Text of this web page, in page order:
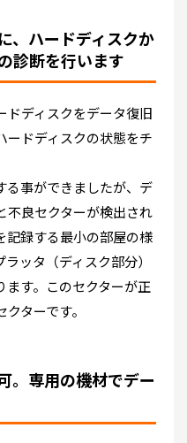
、ハードディスクか
診断を行います
ドディスクをデータ復旧
ードディスクの状態をチ
る事ができましたが、デ
不良セクターが検出され
記録する最小の部屋の様
ッタ（ディスク部分）
ます。このセクターが正
ターです。
。専用の機材でデー